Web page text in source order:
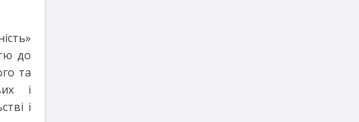
до
та
і
і